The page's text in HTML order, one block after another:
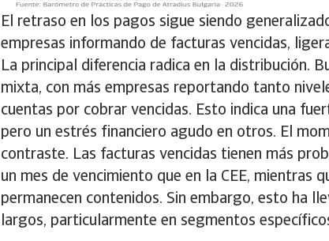
El retraso en los pagos sigue siendo
empresas informando de facturas vencidas,
La principal diferencia radica en la distribución.
mixta, con más empresas reportando tanto
cuentas por cobrar vencidas. Esto indica una
pero un estrés financiero agudo en otros. El
contraste. Las facturas vencidas tienen más
un mes de vencimiento que en la CEE, mientras
permanecen contenidos. Sin embargo, esto ha
largos, particularmente en segmentos